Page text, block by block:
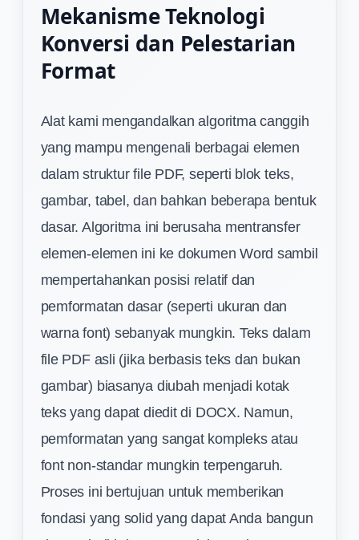
Mekanisme Teknologi
Konversi dan Pelestarian
Format
Alat kami mengandalkan algoritma canggih
yang mampu mengenali berbagai elemen
dalam struktur file PDF, seperti blok teks,
gambar, tabel, dan bahkan beberapa bentuk
dasar. Algoritma ini berusaha mentransfer
elemen-elemen ini ke dokumen Word sambil
mempertahankan posisi relatif dan
pemformatan dasar (seperti ukuran dan
warna font) sebanyak mungkin. Teks dalam
file PDF asli (jika berbasis teks dan bukan
gambar) biasanya diubah menjadi kotak
teks yang dapat diedit di DOCX. Namun,
pemformatan yang sangat kompleks atau
font non-standar mungkin terpengaruh.
Proses ini bertujuan untuk memberikan
fondasi yang solid yang dapat Anda bangun